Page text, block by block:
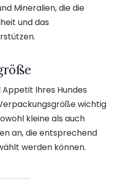
Mineralien, die die
und das
Ihres Hundes
wichtig
kleine als auch
an, die entsprechend
werden können.